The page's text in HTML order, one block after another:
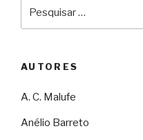
AUTORES
A. C. Malufe
Anélio Barreto